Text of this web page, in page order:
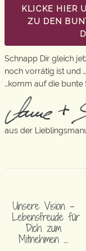
KLICKE HIER
ZU DEN
Schnapp Dir gleich
noch vorrätig ist und …
…komm auf die bunte
aus der
Unsere Vision –
Lebensfreude für
Dich zum
Mitnehmen …